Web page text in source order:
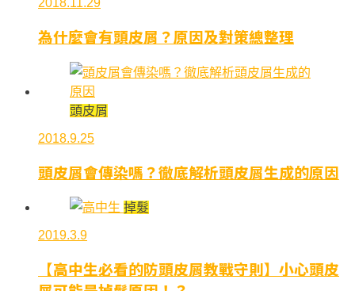
2018.11.29
為什麼會有頭皮屑？原因及對策總整理
頭皮屑
2018.9.25
頭皮屑會傳染嗎？徹底解析頭皮屑生成的原因
掉髮
2019.3.9
【高中生必看的防頭皮屑教戰守則】小心頭皮